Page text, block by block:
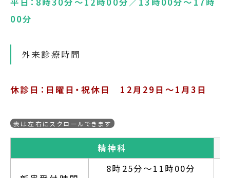
00分
外来診療時間
休診日：日曜日・祝休日 12月29日～1月3日
精神科
8時25分～11時00分